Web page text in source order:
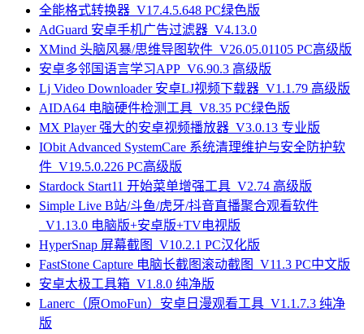
全能格式转换器_V17.4.5.648 PC绿色版
AdGuard 安卓手机广告过滤器_V4.13.0
XMind 头脑风暴/思维导图软件_V26.05.01105 PC高级版
安卓多邻国语言学习APP_V6.90.3 高级版
Lj Video Downloader 安卓LJ视频下载器_V1.1.79 高级版
AIDA64 电脑硬件检测工具_V8.35 PC绿色版
MX Player 强大的安卓视频播放器_V3.0.13 专业版
IObit Advanced SystemCare 系统清理维护与安全防护软
件_V19.5.0.226 PC高级版
Stardock Start11 开始菜单增强工具_V2.74 高级版
Simple Live B站/斗鱼/虎牙/抖音直播聚合观看软件
_V1.13.0 电脑版+安卓版+TV电视版
HyperSnap 屏幕截图_V10.2.1 PC汉化版
FastStone Capture 电脑长截图滚动截图_V11.3 PC中文版
安卓太极工具箱_V1.8.0 纯净版
Lanerc（原OmoFun）安卓日漫观看工具_V1.1.7.3 纯净
版